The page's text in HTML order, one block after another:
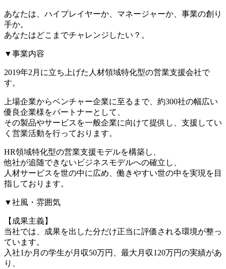
あなたは、ハイプレイヤーか、マネージャーか、事業の創り
手か。
あなたはどこまでチャレンジしたい？。
▼事業内容
2019年2月に立ち上げた人材領域特化型の営業支援会社で
す。
上場企業からベンチャー企業に至るまで、約300社の幅広い
優良企業様をパートナーとして、
その製品やサービスを一般企業に向けて提供し、支援してい
く営業活動を行っております。
HR領域特化型の営業支援モデルを構築し、
他社が追随できないビジネスモデルへの確立し、
人材サービスを世の中に広め、働きやすい世の中を実現を目
指しております。
▼社風・雰囲気
【成果主義】
当社では、成果を出した分だけ正当に評価される環境が整っ
ています。
入社1か月の学生が月収50万円、最大月収120万円の実績があ
り、